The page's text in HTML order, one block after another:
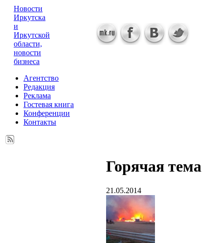
Новости
Иркутска
и
Иркутской
области,
новости
бизнеса
Агентство
Редакция
Реклама
Гостевая книга
Конференции
Контакты
Горячая тема
21.05.2014